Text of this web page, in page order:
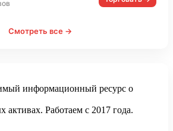
Смотреть все →
информационный ресурс о
активах. Работаем с 2017 года.